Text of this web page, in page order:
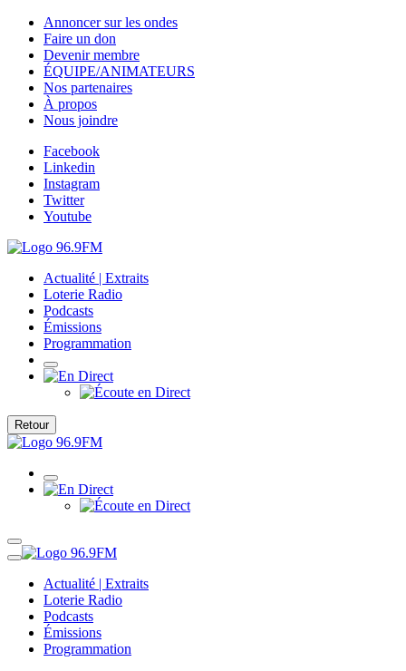
Annoncer sur les ondes
Faire un don
Devenir membre
ÉQUIPE/ANIMATEURS
Nos partenaires
À propos
Nous joindre
Facebook
Linkedin
Instagram
Twitter
Youtube
Actualité | Extraits
Loterie Radio
Podcasts
Émissions
Programmation
Retour
Actualité | Extraits
Loterie Radio
Podcasts
Émissions
Programmation